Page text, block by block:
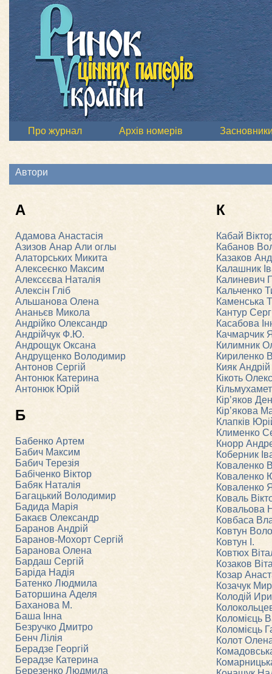
Про журнал Архів номерів
Автори
А
Адамова Анастасія
Азизов Анар Али оглы
Алаторських Микита
Алексеєнко Максим
Алексєєва Наталія
Алексін Гліб
Альшанова Олена
Ананьєв Микола
Андрійко Олександр
Андрійчук Ф.Ю.
Андрощук Оксана
Андрущенко Володимир
Антонов Сергій
Антонюк Катерина
Антонюк Юрій
Б
Бабенко Артем
Бабич Максим
Бабич Терезія
Бабіченко Віктор
Бабяк Наталія
Багацький Володимир
Бадида Марія
Бакаєв Олександр
Баранов Андрій
Баранов-Мохорт Сергій
Баранова Олена
Бардаш Сергій
Баріда Надія
Батенко Людмила
Баторшина Аделя
Баханова М.
Баша Інна
Безручко Дмитро
Бенч Лілія
Берадзе Георгій
Берадзе Катерина
Березенко Людмила
К
Кабай
Кабанов
Казаков
Калашник
Калиневич
Кальченко
Каменська
Кантур
Касабова
Качмарчик
Килимник
Кириленко
Кияк Андрій
Кікоть
Кір’яков
Кір’якова
Клапків
Клименко
Кнорр
Коберник
Коваленко
Коваленко
Коваленко
Коваль
Ковальова
Ковбаса
Ковтун
Ковтун І.
Ковтюх
Козаков
Козар
Козачук
Колодій
Коломієць
Коломієць
Колот